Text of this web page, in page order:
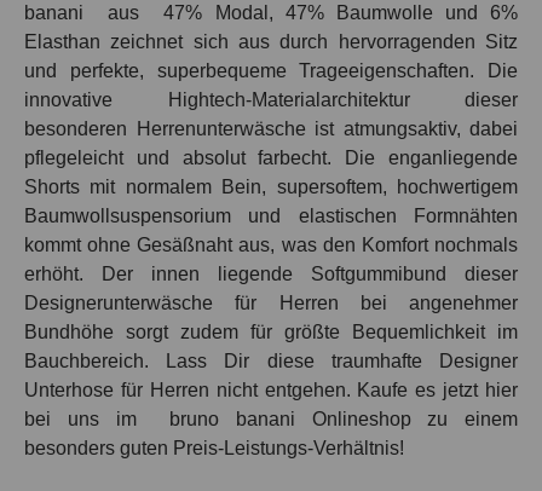
banani
aus
47% Modal, 47% Baumwolle und 6%
Elasthan zeichnet sich aus durch hervorragenden Sitz
und perfekte, superbequeme Trageeigenschaften. Die
innovative Hightech-Materialarchitektur dieser
besonderen Herrenunterwäsche ist atmungsaktiv, dabei
pflegeleicht und absolut farbecht. Die enganliegende
Shorts mit normalem Bein, supersoftem, hochwertigem
Baumwollsuspensorium und elastischen Formnähten
kommt ohne Gesäßnaht aus, was den Komfort nochmals
erhöht. Der innen liegende Softgummibund dieser
Designerunterwäsche für Herren bei angenehmer
Bundhöhe sorgt zudem für größte Bequemlichkeit im
Bauchbereich. Lass Dir diese traumhafte Designer
Unterhose für Herren nicht entgehen. Kaufe es jetzt hier
bei uns im
bruno banani Onlineshop zu einem
besonders guten Preis-Leistungs-Verhältnis!